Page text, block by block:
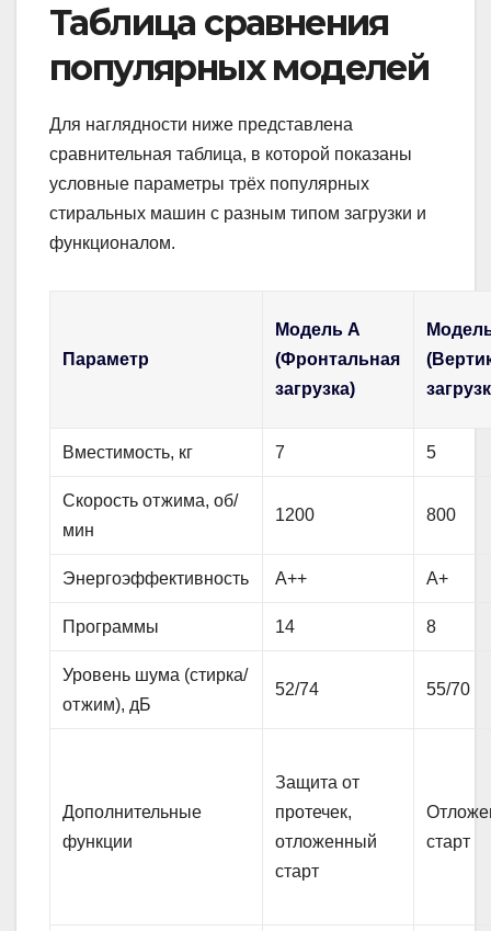
Таблица сравнения
популярных моделей
Для наглядности ниже представлена
сравнительная таблица, в которой показаны
условные параметры трёх популярных
стиральных машин с разным типом загрузки и
функционалом.
Параметр
Модель A
(Фронтальная
загрузка)
Вместимость, кг 7 5
Скорость отжима, об/
мин
1200 800
Энергоэффективность A++ A+
Программы 14 8
Уровень шума (стирка/
отжим), дБ
52/74 55/70
Дополнительные
функции
Защита от
протечек,
отложенный
старт
старт